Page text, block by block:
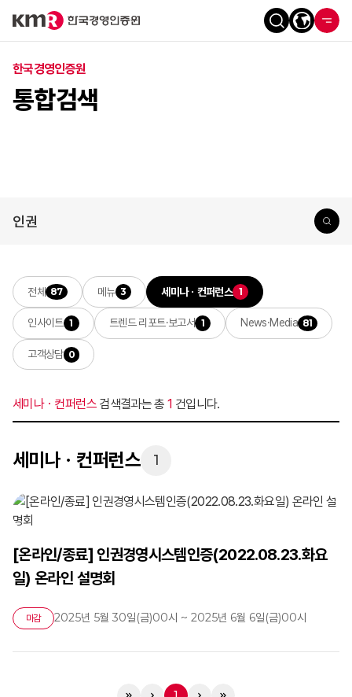
한국경영인증원
통합검색
전체 87 메뉴 3 세미나ㆍ컨퍼런스 1
인사이트 1 트렌드 리포트·보고서 1 News·Media 81
고객상담 0
세미나ㆍ컨퍼런스검색결과는 총1 건입니다.
세미나ㆍ컨퍼런스 1
[온라인/종료] 인권경영시스템인증(2022.08.23.화요
일) 온라인 설명회
마감 2025년 5월 30일(금)00시 ~ 2025년 6월 6일(금)00시